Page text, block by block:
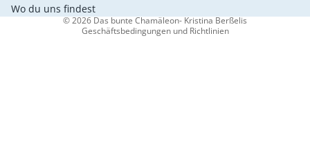
Wo du uns findest
© 2026Das bunte Chamäleon- Kristina Berßelis
Geschäftsbedingungen und Richtlinien
Versand